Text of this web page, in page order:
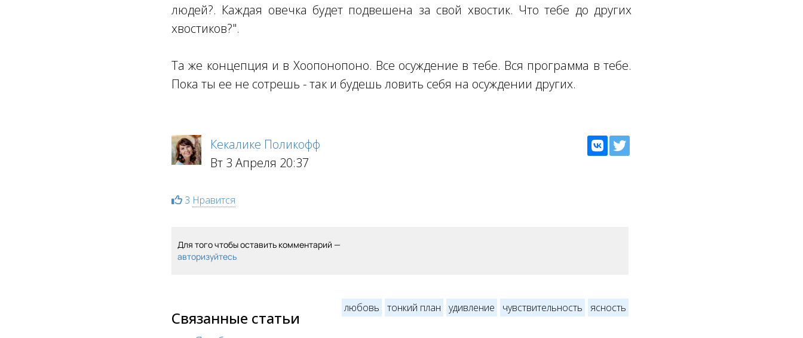
людей?. Каждая овечка будет подвешена за свой хвостик. Что тебе до других
хвостиков?".
Та же концепция и в Хоопонопоно. Все осуждение в тебе. Вся программа в тебе.
Пока ты ее не сотрешь - так и будешь ловить себя на осуждении других.
Кекалике Поликофф
Вт 3 Апреля 20:37
3 Нравится
Для того чтобы оставить комментарий —
авторизуйтесь
любовь тонкий план удивление чувствительность ясность
Связанные статьи